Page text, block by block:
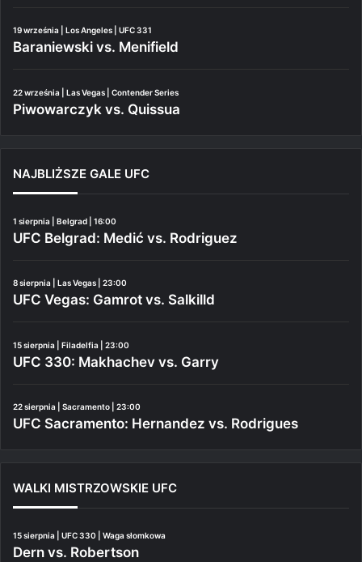
19 września | Los Angeles | UFC 331
Baraniewski vs. Menifield
22 września | Las Vegas | Contender Series
Piwowarczyk vs. Quissua
NAJBLIŻSZE GALE UFC
1 sierpnia | Belgrad | 16:00
UFC Belgrad: Medić vs. Rodriguez
8 sierpnia | Las Vegas | 23:00
UFC Vegas: Gamrot vs. Salkilld
15 sierpnia | Filadelfia | 23:00
UFC 330: Makhachev vs. Garry
22 sierpnia | Sacramento | 23:00
UFC Sacramento: Hernandez vs. Rodrigues
WALKI MISTRZOWSKIE UFC
15 sierpnia | UFC 330 | Waga słomkowa
Dern vs. Robertson